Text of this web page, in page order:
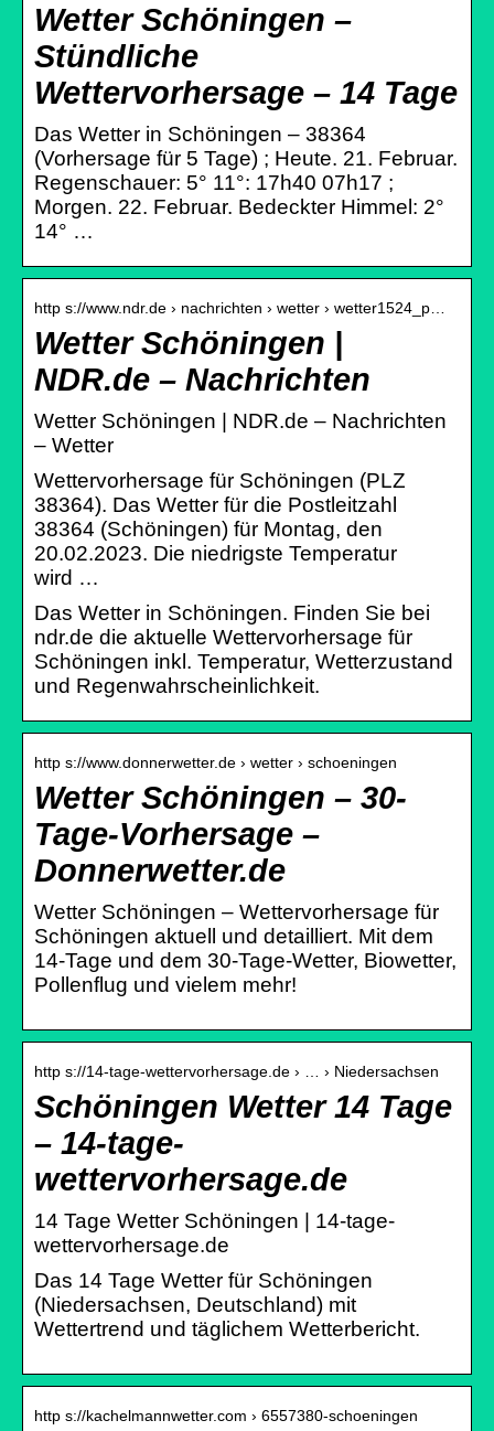
Wetter Schöningen –
Stündliche
Wettervorhersage – 14 Tage
Das Wetter in Schöningen – 38364
(Vorhersage für 5 Tage) ; Heute. 21. Februar.
Regenschauer: 5° 11°: 17h40 07h17 ;
Morgen. 22. Februar. Bedeckter Himmel: 2°
14° …
http s://www.ndr.de › nachrichten › wetter › wetter1524_p…
Wetter Schöningen |
NDR.de – Nachrichten
Wetter Schöningen | NDR.de – Nachrichten
– Wetter
Wettervorhersage für Schöningen (PLZ
38364). Das Wetter für die Postleitzahl
38364 (Schöningen) für Montag, den
20.02.2023. Die niedrigste Temperatur
wird …
Das Wetter in Schöningen. Finden Sie bei
ndr.de die aktuelle Wettervorhersage für
Schöningen inkl. Temperatur, Wetterzustand
und Regenwahrscheinlichkeit.
http s://www.donnerwetter.de › wetter › schoeningen
Wetter Schöningen – 30-
Tage-Vorhersage –
Donnerwetter.de
Wetter Schöningen – Wettervorhersage für
Schöningen aktuell und detailliert. Mit dem
14-Tage und dem 30-Tage-Wetter, Biowetter,
Pollenflug und vielem mehr!
http s://14-tage-wettervorhersage.de › … › Niedersachsen
Schöningen Wetter 14 Tage
– 14-tage-
wettervorhersage.de
14 Tage Wetter Schöningen | 14-tage-
wettervorhersage.de
Das 14 Tage Wetter für Schöningen
(Niedersachsen, Deutschland) mit
Wettertrend und täglichem Wetterbericht.
http s://kachelmannwetter.com › 6557380-schoeningen